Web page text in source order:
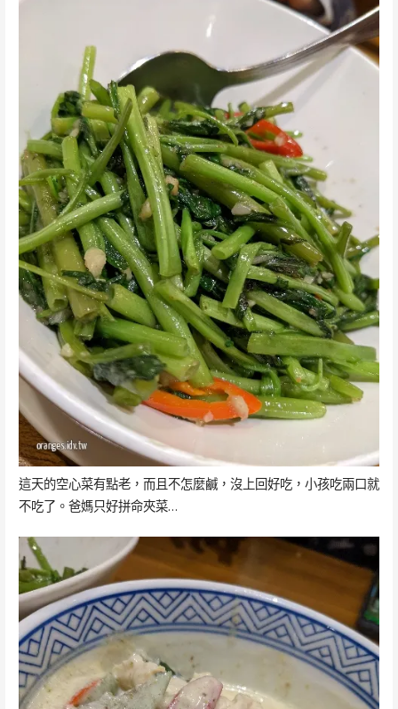
這天的空心菜有點老，而且不怎麼鹹，沒上回好吃，小孩吃兩口就
不吃了。爸媽只好拼命夾菜…